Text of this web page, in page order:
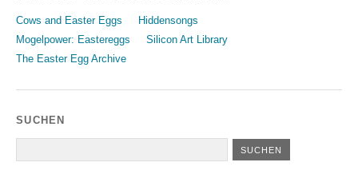
Cows and Easter Eggs
Hiddensongs
Mogelpower: Eastereggs
Silicon Art Library
The Easter Egg Archive
SUCHEN